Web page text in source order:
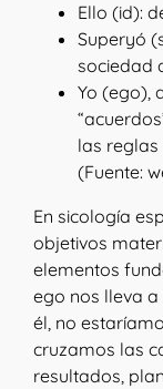
Ello (id):
Superyó
sociedad
Yo (ego),
las
(Fuente:
En sicología
objetivos
elementos
ego nos lleva a
él, no
cruzamos las
resultados,